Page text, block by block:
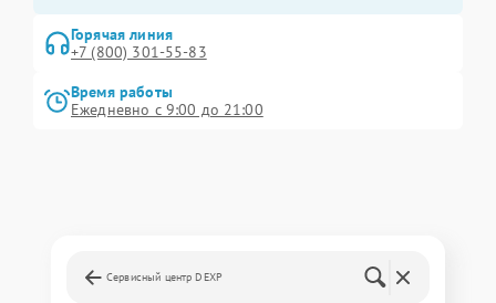
Горячая линия
+7 (800) 301-55-83
Время работы
Ежедневно с 9:00 до 21:00
Сервисный центр DEXP